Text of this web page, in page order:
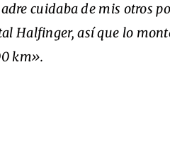
cuidaba de mis otros
Halfinger, así que lo
km».